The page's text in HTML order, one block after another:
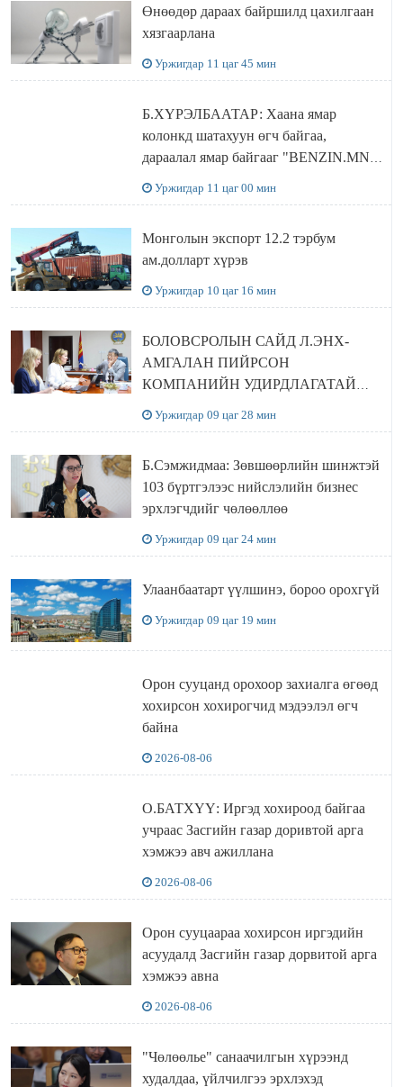
Өнөөдөр дараах байршилд цахилгаан
хязгаарлана
Уржигдар 11 цаг 45 мин
Б.ХҮРЭЛБААТАР: Хаана ямар
колонкд шатахуун өгч байгаа,
дараалал ямар байгааг "BENZIN.MN”
Уржигдар 11 цаг 00 мин
Монголын экспорт 12.2 тэрбум
ам.долларт хүрэв
Уржигдар 10 цаг 16 мин
БОЛОВСРОЛЫН САЙД Л.ЭНХ-
АМГАЛАН ПИЙРСОН
КОМПАНИЙН УДИРДЛАГАТАЙ
Уржигдар 09 цаг 28 мин
Б.Сэмжидмаа: Зөвшөөрлийн шинжтэй
103 бүртгэлээс нийслэлийн бизнес
эрхлэгчдийг чөлөөллөө
Уржигдар 09 цаг 24 мин
Улаанбаатарт үүлшинэ, бороо орохгүй
Уржигдар 09 цаг 19 мин
Орон сууцанд орохоор захиалга өгөөд
хохирсон хохирогчид мэдээлэл өгч
байна
2026-08-06
О.БАТХҮҮ: Иргэд хохироод байгаа
учраас Засгийн газар доривтой арга
хэмжээ авч ажиллана
2026-08-06
Орон сууцаараа хохирсон иргэдийн
асуудалд Засгийн газар дорвитой арга
хэмжээ авна
2026-08-06
"Чөлөөлье" санаачилгын хүрээнд
худалдаа, үйлчилгээ эрхлэхэд